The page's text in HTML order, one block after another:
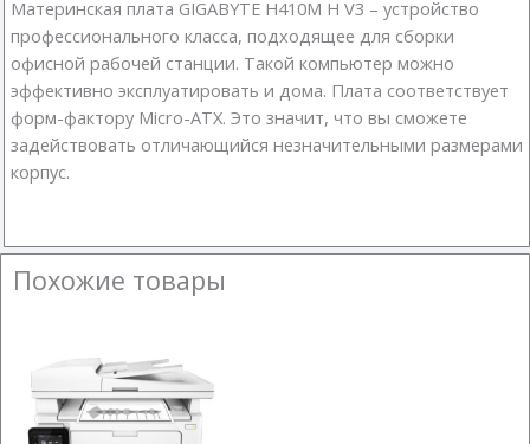
Материнская плата GIGABYTE H410M H V3 – устройство
профессионального класса, подходящее для сборки
офисной рабочей станции. Такой компьютер можно
эффективно эксплуатировать и дома. Плата соответствует
форм-фактору Micro-ATX. Это значит, что вы сможете
задействовать отличающийся незначительными размерами
корпус.
Похожие товары